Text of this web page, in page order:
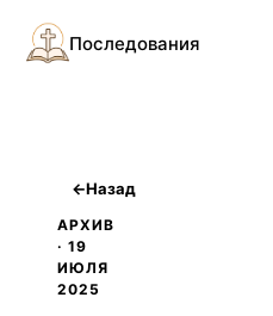
Последования
←Назад
АРХИВ
· 19
ИЮЛЯ
2025